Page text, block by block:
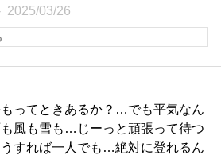
2025/03/26
もってときあるか？…でも平気なん
風も雪も…じーっと頑張って待つ
すれば一人でも…絶対に登れるん